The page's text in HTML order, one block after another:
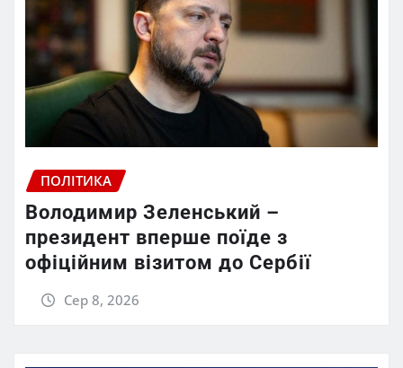
ПОЛІТИКА
Володимир Зеленський –
президент вперше поїде з
офіційним візитом до Сербії
Сер 8, 2026